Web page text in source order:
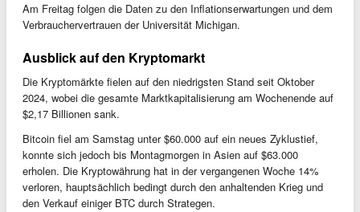
Am Freitag folgen die Daten zu den Inflationserwartungen und dem
Verbrauchervertrauen der Universität Michigan.
Ausblick auf den Kryptomarkt
Die Kryptomärkte fielen auf den niedrigsten Stand seit Oktober
2024, wobei die gesamte Marktkapitalisierung am Wochenende auf
$2,17 Billionen sank.
Bitcoin fiel am Samstag unter $60.000 auf ein neues Zyklustief,
konnte sich jedoch bis Montagmorgen in Asien auf $63.000
erholen. Die Kryptowährung hat in der vergangenen Woche 14%
verloren, hauptsächlich bedingt durch den anhaltenden Krieg und
den Verkauf einiger BTC durch Strategen.